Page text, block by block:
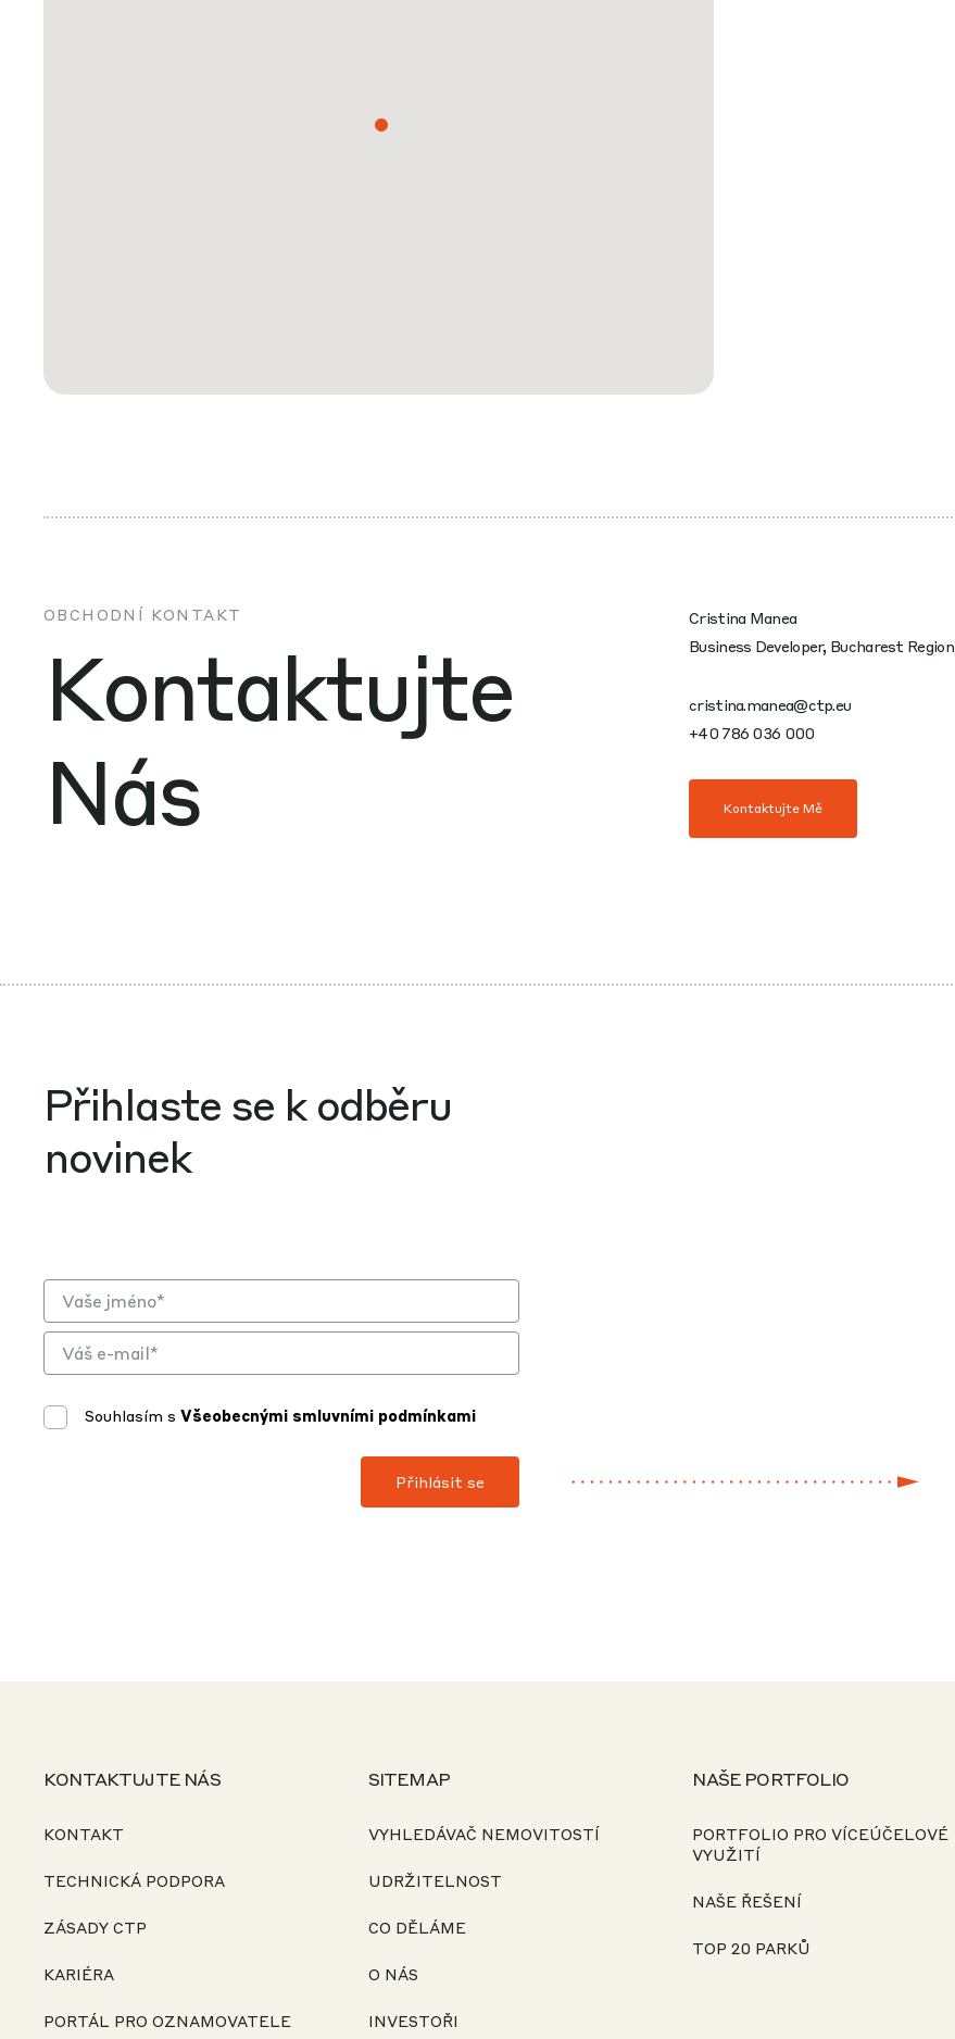
OBCHODNÍ KONTAKT
Kontaktujte
Nás
Cristina Manea
Business Developer, Bucharest Region
cristina.manea@ctp.eu
+40 786 036 000
Kontaktujte Mě
Přihlaste se k odběru
novinek
Souhlasím s Všeobecnými smluvními podmínkami
KONTAKTUJTE NÁS
KONTAKT
TECHNICKÁ PODPORA
ZÁSADY CTP
KARIÉRA
PORTÁL PRO OZNAMOVATELE
SITEMAP
VYHLEDÁVAČ NEMOVITOSTÍ
UDRŽITELNOST
CO DĚLÁME
O NÁS
INVESTOŘI
NAŠE PORTFOLIO
PORTFOLIO PRO VÍCEÚČELOVÉ
VYUŽITÍ
NAŠE ŘEŠENÍ
TOP 20 PARKŮ